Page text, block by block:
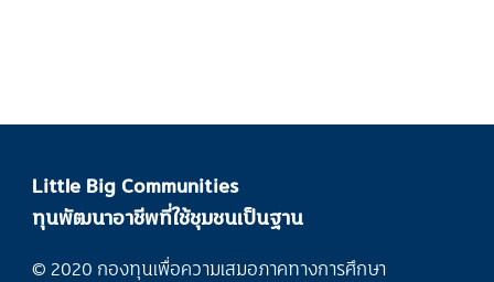
Little Big Communities
ทุนพัฒนาอาชีพที่ใช้ชุมชนเป็นฐาน
© 2020 กองทุนเพื่อความเสมอภาคทางการศึกษา